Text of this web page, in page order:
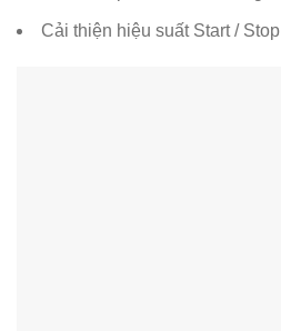
Cải thiện hiệu suất Start / Stop